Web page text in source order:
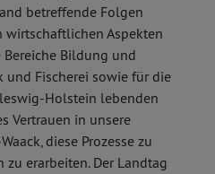
betreffende Folgen
wirtschaftlichen Aspekten
Bildung und
und Fischerei sowie für die
Holstein lebenden
Vertrauen in unsere
diese Prozesse zu
erarbeiten. Der Landtag